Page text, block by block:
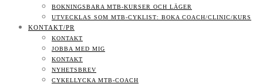
BOKNINGSBARA MTB-KURSER OCH LÄGER
UTVECKLAS SOM MTB-CYKLIST: BOKA COACH/CLINIC/KURS
KONTAKT/PR
KONTAKT
JOBBA MED MIG
KONTAKT
NYHETSBREV
CYKELLYCKA MTB-COACH